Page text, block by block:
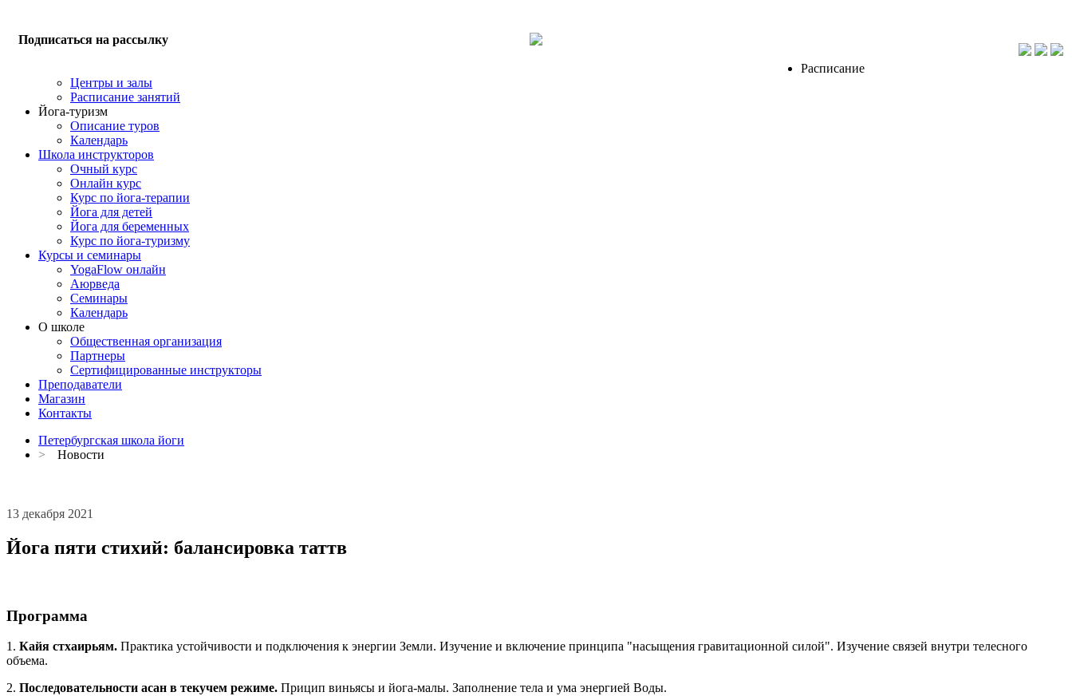
Подписаться на рассылку
Расписание
Центры и залы
Расписание занятий
Йога-туризм
Описание туров
Календарь
Школа инструкторов
Очный курс
Онлайн курс
Курс по йога-терапии
Йога для детей
Йога для беременных
Курс по йога-туризму
Курсы и семинары
YogaFlow онлайн
Аюрведа
Семинары
Календарь
О школе
Общественная организация
Партнеры
Сертифицированные инструкторы
Преподаватели
Магазин
Контакты
Петербургская школа йоги
>
Новости
13 декабря 2021
Йога пяти стихий: балансировка таттв
Программа
1. Кайя стхаирьям. Практика устойчивости и подключения к энергии Земли. Изучение и включение принципа "насыщения гравитационной силой". Изучение связей внутри телесного
объема.
2. Последовательности асан в текучем режиме. Прицип виньясы и йога-малы. Заполнение тела и ума энергией Воды.